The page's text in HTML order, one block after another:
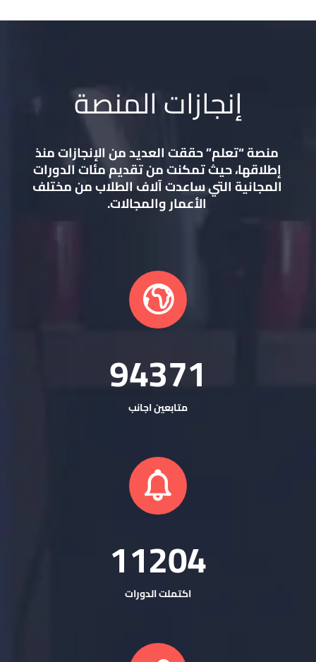
إنجازات المنصة
منصة “تعلم” حققت العديد من الإنجازات منذ
إطلاقها، حيث تمكنت من تقديم مئات الدورات
المجانية التي ساعدت آلاف الطلاب من مختلف
الأعمار والمجالات.
94534
متابعين اجانب
11223
اكتملت الدورات